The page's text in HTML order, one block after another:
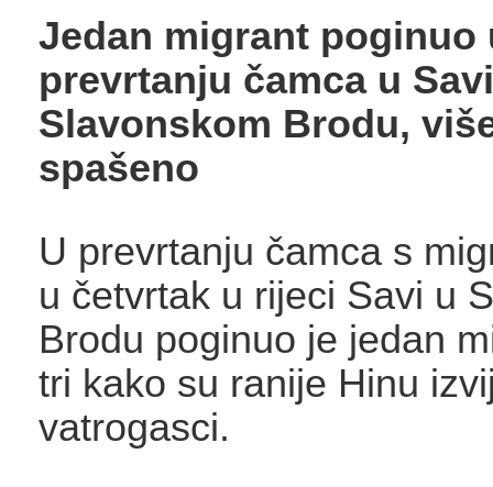
Jedan migrant poginuo
prevrtanju čamca u
Slavonskom Brodu,
spašeno
U prevrtanju čamca s
u četvrtak u rijeci Savi u
Brodu poginuo je jedan
tri kako su ranije Hinu
vatrogasci.